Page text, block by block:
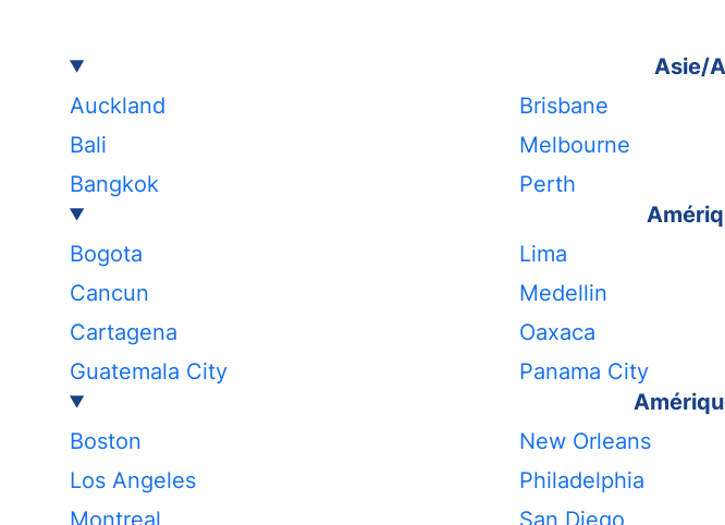
Asie/
Auckland
Bali
Bangkok
Brisbane
Melbourne
Perth
Bogota
Cancun
Cartagena
Guatemala City
Lima
Medellin
Oaxaca
Panama City
Boston
Los Angeles
Montreal
New Orleans
Philadelphia
San Diego